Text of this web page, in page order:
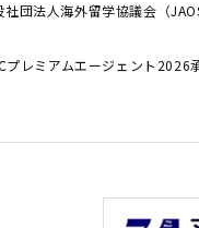
社団法人海外留学協議会（
プレミアムエージェント2026